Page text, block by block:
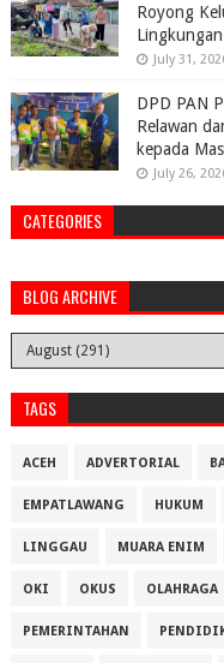
Royong
July 31,
DPD PAN
Relawan
kepada
July 26,
CATEGORIES
BLOG ARCHIVE
TAGS
ACEH ADVERTORIAL
EMPATLAWANG HUKUM
LINGGAU MUARA ENIM
OKI OKUS OLAHRAGA
PEMERINTAHAN